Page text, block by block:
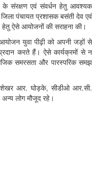
के संरक्षण एवं संवर्धन हेतु आवश्यक
पंचायत प्रशासक बसंती देव एवं
ऐसे आयोजनों की सराहना की।
युवा पीढ़ी को अपनी जड़ों से
करते हैं। ऐसे कार्यक्रमों से न
समरसता और पारस्परिक समझ
आर. घोड़के, सीडीओ आर.सी.
अन्य लोग मौजूद रहे।